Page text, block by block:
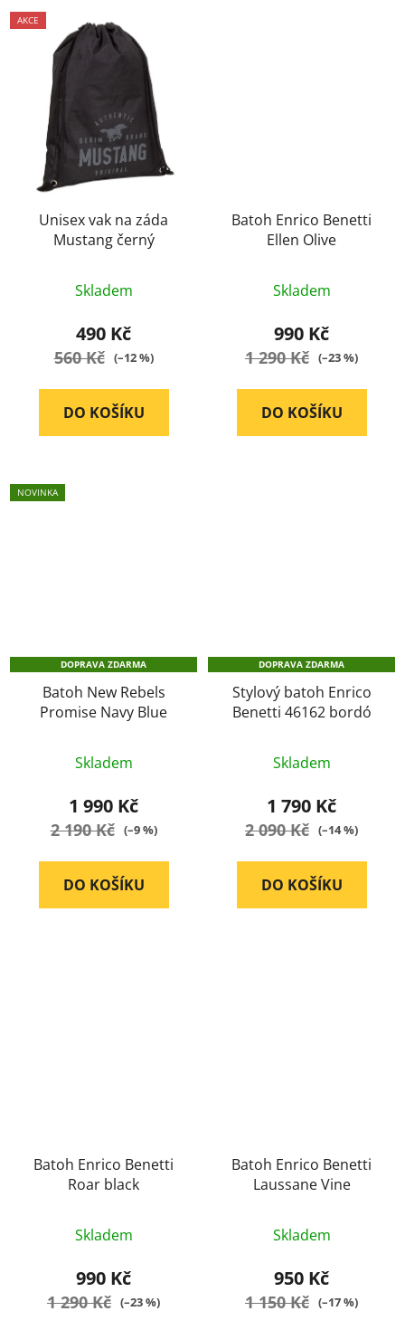
AKCE
Unisex vak na záda
Mustang černý
hodnocení
produktu
je
5
Skladem
490 Kč
560 Kč (–12 %)
DO KOŠÍKU
Batoh Enrico Benetti
Ellen Olive
hodnocení
produktu
je
5
Skladem
990 Kč
1 290 Kč (–23 %)
DO KOŠÍKU
NOVINKA
DOPRAVA ZDARMA
Batoh New Rebels
Promise Navy Blue
hodnocení
produktu
je
5
Skladem
1 990 Kč
2 190 Kč (–9 %)
DO KOŠÍKU
DOPRAVA ZDARMA
Stylový batoh Enrico
Benetti 46162 bordó
Skladem
1 790 Kč
2 090 Kč (–14 %)
DO KOŠÍKU
Batoh Enrico Benetti
Roar black
hodnocení
produktu
je
Skladem
990 Kč
1 290 Kč (–23 %)
Batoh Enrico Benetti
Laussane Vine
hodnocení
produktu
je
Skladem
950 Kč
1 150 Kč (–17 %)